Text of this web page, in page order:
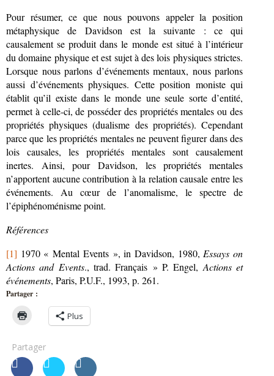
Pour résumer, ce que nous pouvons appeler la position
métaphysique de Davidson est la suivante : ce qui
causalement se produit dans le monde est situé à l’intérieur
du domaine physique et est sujet à des lois physiques strictes.
Lorsque nous parlons d’événements mentaux, nous parlons
aussi d’événements physiques. Cette position moniste qui
établit qu’il existe dans le monde une seule sorte d’entité,
permet à celle-ci, de posséder des propriétés mentales ou des
propriétés physiques (dualisme des propriétés). Cependant
parce que les propriétés mentales ne peuvent figurer dans des
lois causales, les propriétés mentales sont causalement
inertes. Ainsi, pour Davidson, les propriétés mentales
n’apportent aucune contribution à la relation causale entre les
événements. Au cœur de l’anomalisme, le spectre de
l’épiphénoménisme point.
Références
[1] 1970 « Mental Events », in Davidson, 1980, Essays on
Actions and Events., trad. Français » P. Engel, Actions et
événements, Paris, P.U.F., 1993, p. 261.
Partager :
Plus
Partager